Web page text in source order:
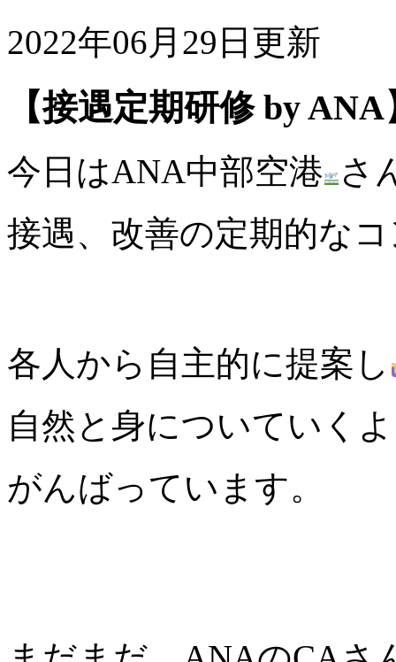
2022年06月29日更新
【接遇定期研修 by ANA
今日はANA中部空港 さ
接遇、改善の定期的な
各人から自主的に提案し
自然と身についていく
がんばっています。